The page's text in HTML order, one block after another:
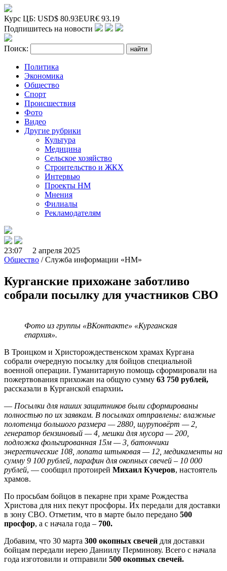
Курс ЦБ: USD$ 80.93EUR€ 93.19
Подпишитесь на новости
Поиск:
Политика
Экономика
Общество
Спорт
Происшествия
Фото
Видео
Другие рубрики
Культура
Медицина
Сельское хозяйство
Строительство и ЖКХ
Интервью
Проекты НМ
Мнения
Филиалы
Рекламодателям
23:07 2 апреля 2025
Общество / Служба информации «НМ»
Курганские прихожане заботливо
собрали посылку для участников СВО
Фото из группы «ВКонтакте» «Курганская
епархия».
В Троицком и Христорождественском храмах Кургана
собрали очередную посылку для бойцов специальной
военной операции. Гуманитарную помощь сформировали на
пожертвования прихожан на общую сумму 63 750 рублей,
рассказали в Курганской епархии.
— Посылки для наших защитников были сформированы
полностью по их заявкам. В посылках отправлены: влажные
полотенца большого размера — 2880, шуруповёрт — 2,
генератор бензиновый — 4, мешки для мусора — 200,
подложка фольгированная 15м — 3, батончики
энергетические 108, лопата штыковая — 12, медикаменты на
сумму 9 100 рублей, парафин для окопных свечей – 10 000
рублей, — сообщил протоирей Михаил Кучеров, настоятель
храмов.
По просьбам бойцов в пекарне при храме Рождества
Христова для них пекут просфоры. Их передали для доставки
в зону СВО. Отметим, что в марте было передано 500
просфор, а с начала года – 700.
Добавим, что 30 марта 300 окопных свечей для доставки
бойцам передали иерею Даниилу Перминову. Всего с начала
года изготовили и отправили 500 окопных свечей.